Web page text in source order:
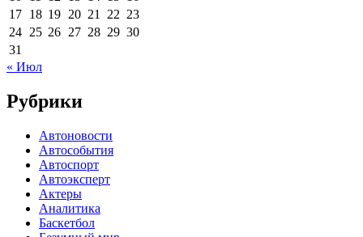
17 18 19 20 21 22 23
24 25 26 27 28 29 30
31
« Июл
Рубрики
Автоновости
Автособытия
Автоспорт
Автоэксперт
Актеры
Аналитика
Баскетбол